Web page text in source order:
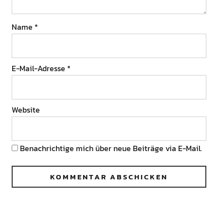
Name *
E-Mail-Adresse *
Website
Benachrichtige mich über neue Beiträge via E-Mail.